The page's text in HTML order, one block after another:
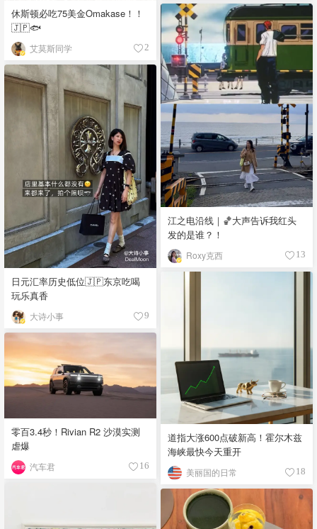
休斯顿必吃75美金Omakase！！
🇯🇵🐟
艾莫斯同学 2
江之电沿线｜🏀大声告诉我红头
发的是谁？！
Roxy克西 13
日元汇率历史低位🇯🇵东京吃喝
玩乐真香
大诗小事 9
道指大涨600点破新高！霍尔木兹
海峡最快今天重开
美丽国的日常 18
零百3.4秒！Rivian R2 沙漠实测
虐爆
汽车君 16